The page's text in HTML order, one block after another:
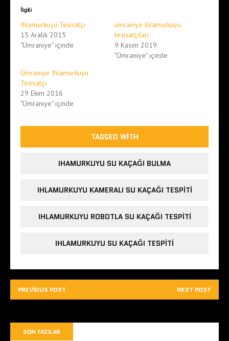
İlgili
Ihlamurkuyu Tesisatçı
15 Aralık 2015
"Ümraniye" içinde
ümraniye ıhlamurkuyu
tesisatçıları
9 Kasım 2019
"Ümraniye" içinde
Ümraniye Ihlamurkuyu
Tesisatçı
29 Ekim 2016
"Ümraniye" içinde
TAGGED WITH
IHAMURKUYU SU KAÇAĞI BULMA
IHLAMURKUYU KAMERALI SU KAÇAĞI TESPITI
IHLAMURKUYU ROBOTLA SU KAÇAĞI TESPITI
IHLAMURKUYU SU KAÇAĞI TESPITI
PREVIOUS POST NEXT POST
SON YAZILAR